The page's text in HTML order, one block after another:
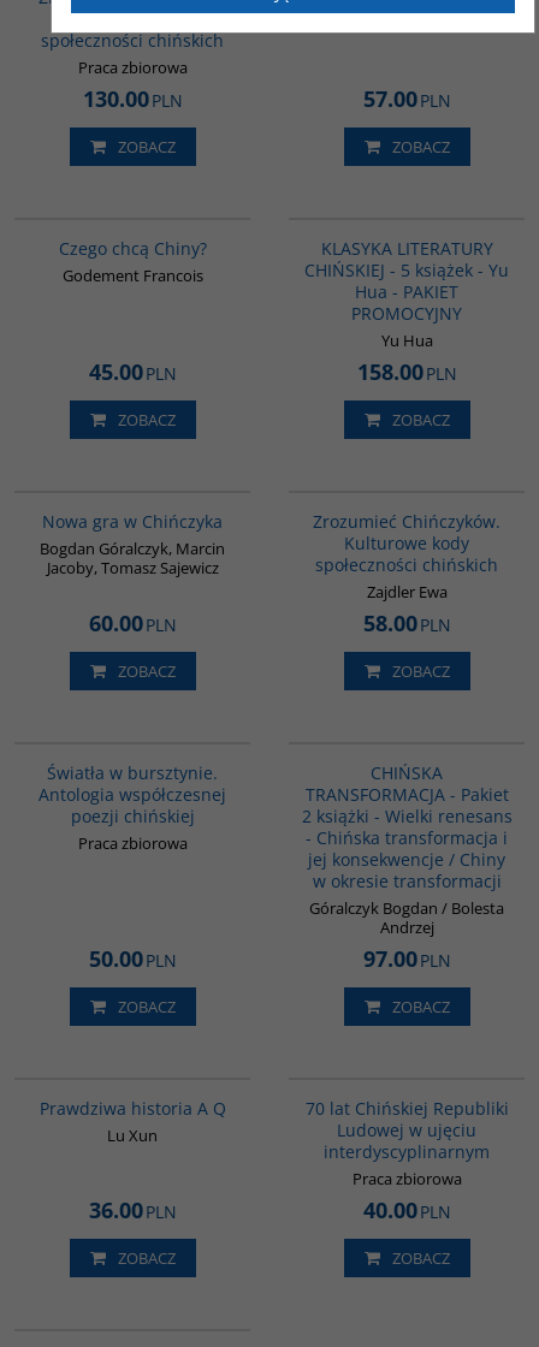
Kulturowe kody
społeczności chińskich
Praca zbiorowa
130.00PLN
ZOBACZ
57.00PLN
ZOBACZ
Czego chcą Chiny?
Godement Francois
45.00PLN
ZOBACZ
KLASYKA LITERATURY
CHIŃSKIEJ - 5 książek - Yu
Hua - PAKIET
PROMOCYJNY
Yu Hua
158.00PLN
ZOBACZ
Nowa gra w Chińczyka
Bogdan Góralczyk, Marcin
Jacoby, Tomasz Sajewicz
60.00PLN
ZOBACZ
Zrozumieć Chińczyków.
Kulturowe kody
społeczności chińskich
Zajdler Ewa
58.00PLN
ZOBACZ
Światła w bursztynie.
Antologia współczesnej
poezji chińskiej
Praca zbiorowa
50.00PLN
ZOBACZ
CHIŃSKA
TRANSFORMACJA - Pakiet
2 książki - Wielki renesans
- Chińska transformacja i
jej konsekwencje / Chiny
w okresie transformacji
Góralczyk Bogdan / Bolesta
Andrzej
97.00PLN
ZOBACZ
Prawdziwa historia A Q
Lu Xun
36.00PLN
ZOBACZ
70 lat Chińskiej Republiki
Ludowej w ujęciu
interdyscyplinarnym
Praca zbiorowa
40.00PLN
ZOBACZ